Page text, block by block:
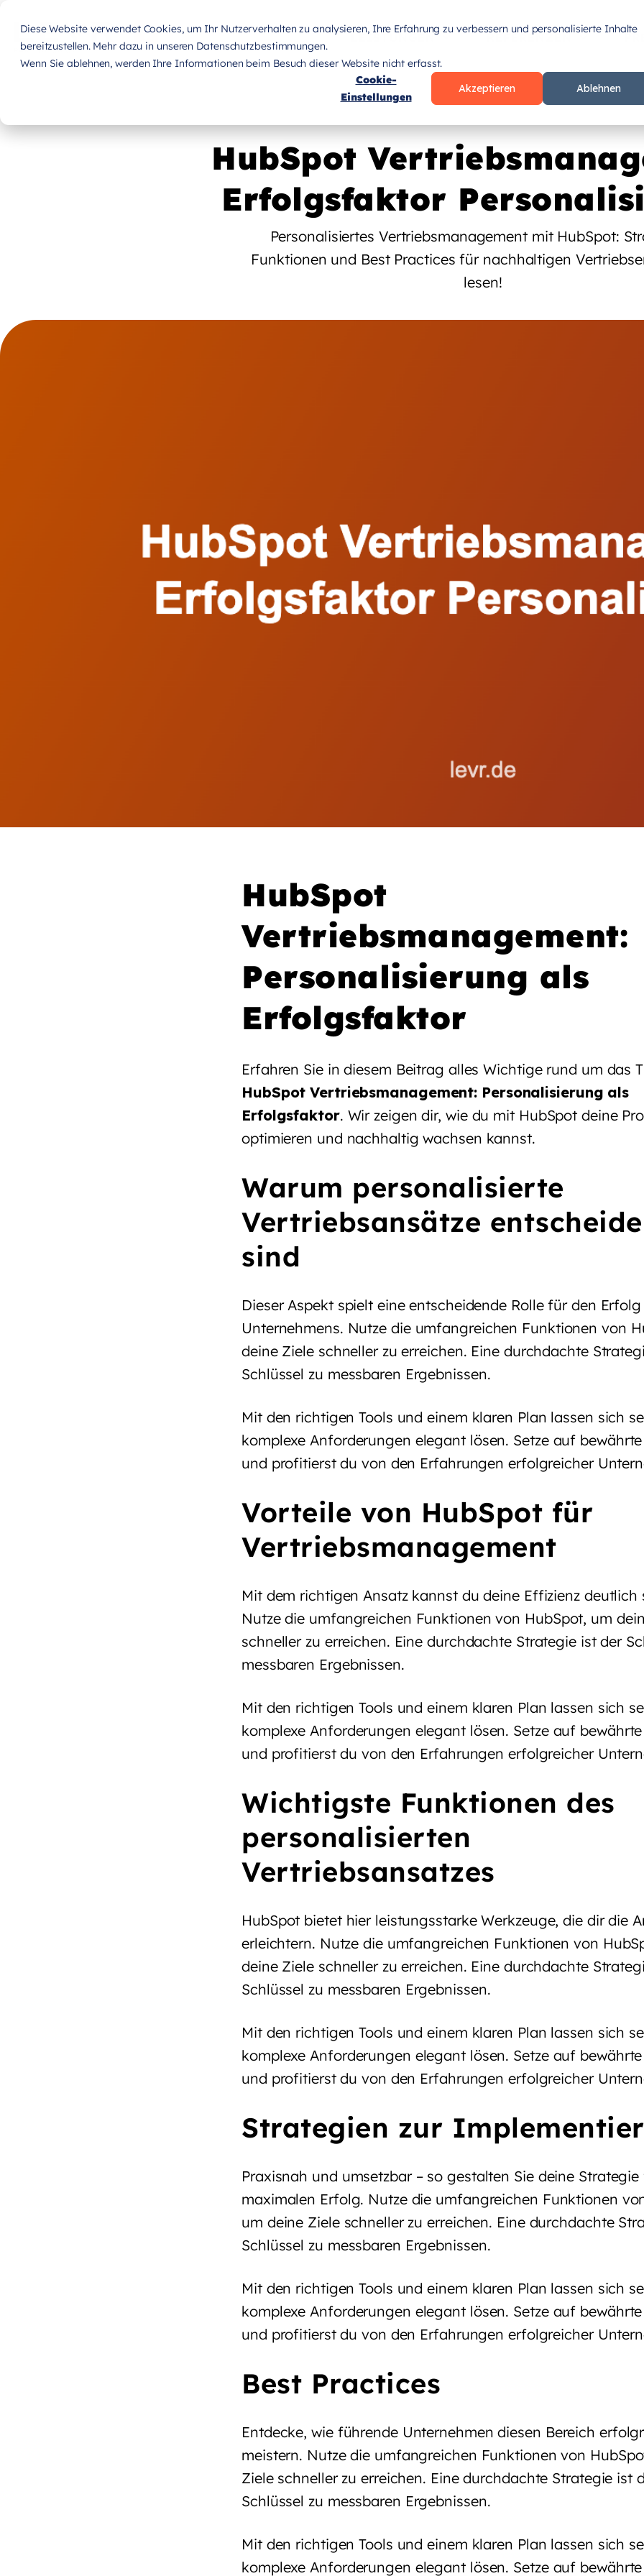
Diese Website verwendet Cookies, um Ihr Nutzerverhalten zu analysieren, Ihre Erfahrung zu verbessern und personalisierte Inhalte
bereitzustellen. Mehr dazu in unseren Datenschutzbestimmungen.
Wenn Sie ablehnen, werden Ihre Informationen beim Besuch dieser Website nicht erfasst.
Cookie-
Einstellungen
Akzeptieren Ablehnen
LEISTUNGEN REFERENZEN
HubSpot
Erfolgsfaktor
Personalisiertes Vertriebsmanagement mit HubSpot:
Funktionen und Best Practices für nachhaltigen
lesen!
HubSpot
Vertriebsmanagement:
Personalisierung als
Erfolgsfaktor
Erfahren Sie in diesem Beitrag alles Wichtige rund um das
HubSpot Vertriebsmanagement: Personalisierung als
Erfolgsfaktor. Wir zeigen dir, wie du mit HubSpot deine
optimieren und nachhaltig wachsen kannst.
Warum personalisierte
Vertriebsansätze
sind
Dieser Aspekt spielt eine entscheidende Rolle für den Erfolg
Unternehmens. Nutze die umfangreichen Funktionen von
deine Ziele schneller zu erreichen. Eine durchdachte
Schlüssel zu messbaren Ergebnissen.
Mit den richtigen Tools und einem klaren Plan lassen sich
komplexe Anforderungen elegant lösen. Setze auf
und profitierst du von den Erfahrungen erfolgreicher
Vorteile von HubSpot für
Vertriebsmanagement
Mit dem richtigen Ansatz kannst du deine Effizienz deutlich
Nutze die umfangreichen Funktionen von HubSpot, um
schneller zu erreichen. Eine durchdachte Strategie ist der
messbaren Ergebnissen.
Mit den richtigen Tools und einem klaren Plan lassen sich
komplexe Anforderungen elegant lösen. Setze auf
und profitierst du von den Erfahrungen erfolgreicher
Wichtigste Funktionen des
personalisierten
Vertriebsansatzes
HubSpot bietet hier leistungsstarke Werkzeuge, die dir die
erleichtern. Nutze die umfangreichen Funktionen von
deine Ziele schneller zu erreichen. Eine durchdachte
Schlüssel zu messbaren Ergebnissen.
Mit den richtigen Tools und einem klaren Plan lassen sich
komplexe Anforderungen elegant lösen. Setze auf
und profitierst du von den Erfahrungen erfolgreicher
Strategien zur
Praxisnah und umsetzbar – so gestalten Sie deine
maximalen Erfolg. Nutze die umfangreichen Funktionen
um deine Ziele schneller zu erreichen. Eine durchdachte
Schlüssel zu messbaren Ergebnissen.
Mit den richtigen Tools und einem klaren Plan lassen sich
komplexe Anforderungen elegant lösen. Setze auf
und profitierst du von den Erfahrungen erfolgreicher
Best Practices
Entdecke, wie führende Unternehmen diesen Bereich
meistern. Nutze die umfangreichen Funktionen von
Ziele schneller zu erreichen. Eine durchdachte Strategie ist
Schlüssel zu messbaren Ergebnissen.
Mit den richtigen Tools und einem klaren Plan lassen sich
komplexe Anforderungen elegant lösen. Setze auf